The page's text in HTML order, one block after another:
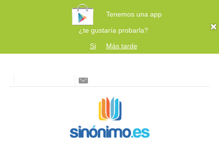
Tenemos una app
¿te gustaría probarla?
Sí
Más tarde